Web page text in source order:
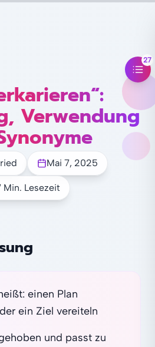
Verwendung
Mai 7, 2025
Min. Lesezeit
einen Plan
ein Ziel vereiteln
und passt zu
27